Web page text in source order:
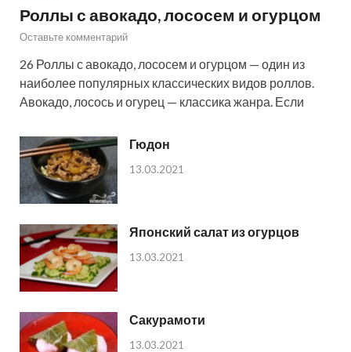
Роллы с авокадо, лососем и огурцом
Оставьте комментарий
26 Роллы с авокадо, лососем и огурцом — один из
наиболее популярных классических видов роллов.
Авокадо, лосось и огурец — классика жанра. Если
Гюдон
13.03.2021
Японский салат из огурцов
13.03.2021
Сакурамоти
13.03.2021